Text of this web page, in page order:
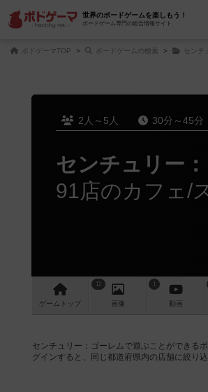
世界のボードゲームを楽しもう！
ボードゲーム専門の総合情報サイト
ボドゲーマTOP ボードゲームの検索 センチ
2人～5人 30分～45分
センチュリー
91店のカフェ/
ゲーム トップ
12
画像
1
動画
センチュリー：ゴーレムで遊ぶことができる
グインすると、同じ都道府県内の店舗に絞り